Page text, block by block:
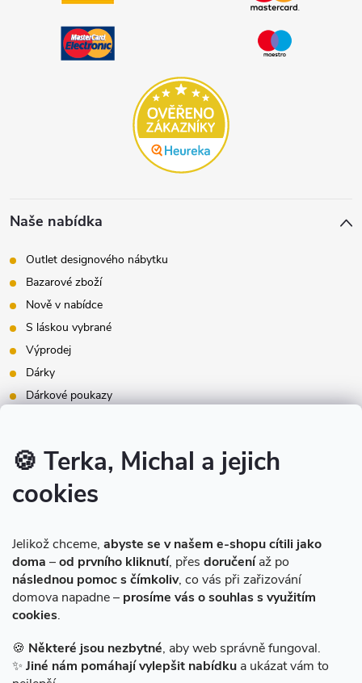
🍪 Terka, Michal a jejich
cookies
Jelikož chceme, abyste se v našem e-shopu cítili jako
doma –od prvního kliknutí, přes doručeníaž po
následnou pomoc s čímkoliv, co vás při zařizování
domova napadne – prosíme vás o souhlas s využitím
cookies.
🍪 Některé jsou nezbytné, aby web správně fungoval.
✨ Jiné nám pomáhají vylepšit nabídku a ukázat vám to
Naše nabídka
Outlet designového nábytku
Bazarové zboží
Nově v nabídce
S láskou vybrané
Výprodej
Dárky
Dárkové poukazy
Instagram